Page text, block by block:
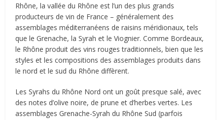
Rhône, la vallée du Rhône est l’un des plus grands
producteurs de vin de France – généralement des
assemblages méditerranéens de raisins méridionaux, tels
que le Grenache, la Syrah et le Viognier. Comme Bordeaux,
le Rhône produit des vins rouges traditionnels, bien que les
styles et les compositions des assemblages produits dans
le nord et le sud du Rhône diffèrent.
Les Syrahs du Rhône Nord ont un goût presque salé, avec
des notes d’olive noire, de prune et d’herbes vertes. Les
assemblages Grenache-Syrah du Rhône Sud (parfois